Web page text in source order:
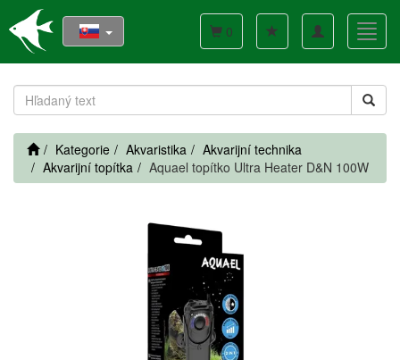
Toggle
navigation
0
Kategorie Akvaristika
Akvarijní technika
Akvarijní topítka
Aquael topítko Ultra Heater D&N 100W